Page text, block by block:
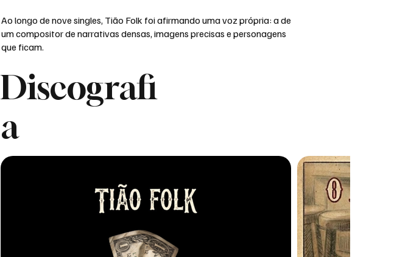
Ao longo de nove singles, Tião Folk foi afirmando uma voz própria: a de
um compositor de narrativas densas, imagens precisas e personagens
que ficam.
Discografi
a